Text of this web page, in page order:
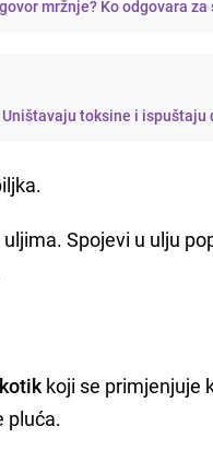
mržnje? Ko odgovara za
toksine i ispuštaju
Spojevi u ulju
koji se primjenjuje
pluća.